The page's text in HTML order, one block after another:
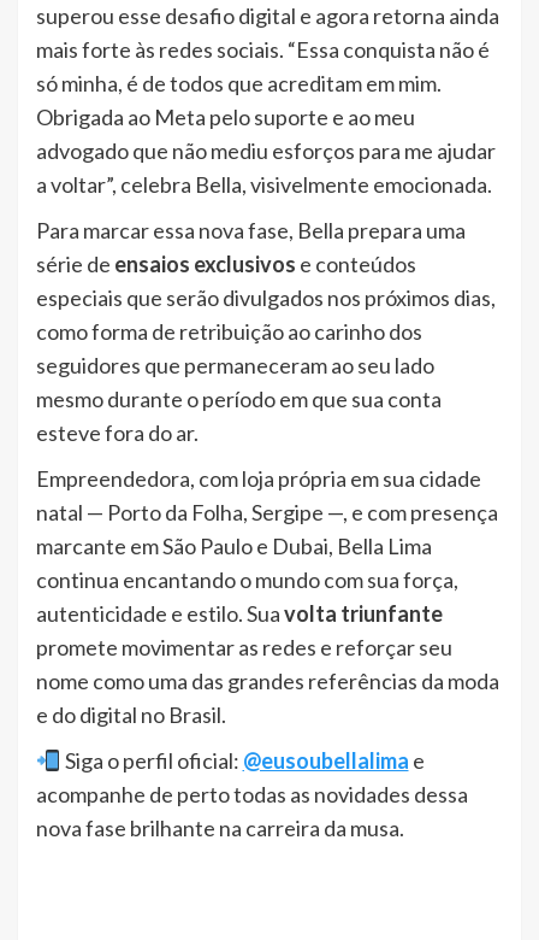
superou esse desafio digital e agora retorna ainda
mais forte às redes sociais. “Essa conquista não é
só minha, é de todos que acreditam em mim.
Obrigada ao Meta pelo suporte e ao meu
advogado que não mediu esforços para me ajudar
a voltar”, celebra Bella, visivelmente emocionada.
Para marcar essa nova fase, Bella prepara uma
série de ensaios exclusivos e conteúdos
especiais que serão divulgados nos próximos dias,
como forma de retribuição ao carinho dos
seguidores que permaneceram ao seu lado
mesmo durante o período em que sua conta
esteve fora do ar.
Empreendedora, com loja própria em sua cidade
natal — Porto da Folha, Sergipe —, e com presença
marcante em São Paulo e Dubai, Bella Lima
continua encantando o mundo com sua força,
autenticidade e estilo. Suavolta triunfante
promete movimentar as redes e reforçar seu
nome como uma das grandes referências da moda
e do digital no Brasil.
Siga o perfil oficial: @eusoubellalima e
acompanhe de perto todas as novidades dessa
nova fase brilhante na carreira da musa.